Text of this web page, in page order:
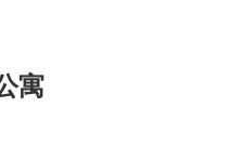
寓